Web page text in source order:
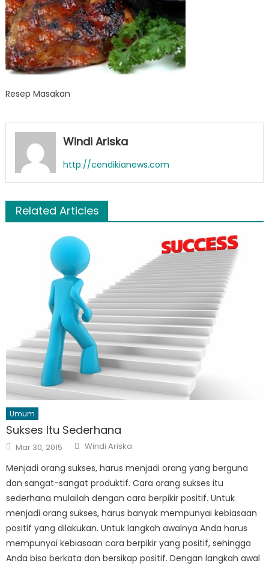
Resep Masakan
Windi Ariska
http://cendikianews.com
Related Articles
Umum
Sukses Itu Sederhana
Posted
on
Mar 30, 2015 Author
Windi Ariska
Menjadi orang sukses, harus menjadi orang yang berguna
dan sangat-sangat produktif. Cara orang sukses itu
sederhana mulailah dengan cara berpikir positif. Untuk
menjadi orang sukses, harus banyak mempunyai kebiasaan
positif yang dilakukan. Untuk langkah awalnya Anda harus
mempunyai kebiasaan cara berpikir yang positif, sehingga
Anda bisa berkata dan bersikap positif. Dengan langkah awal